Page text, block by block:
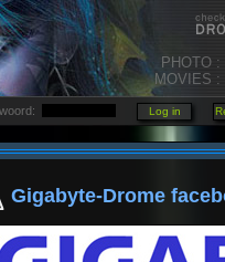
PHOTO :
MOVIES :
Gigabyte-Drome